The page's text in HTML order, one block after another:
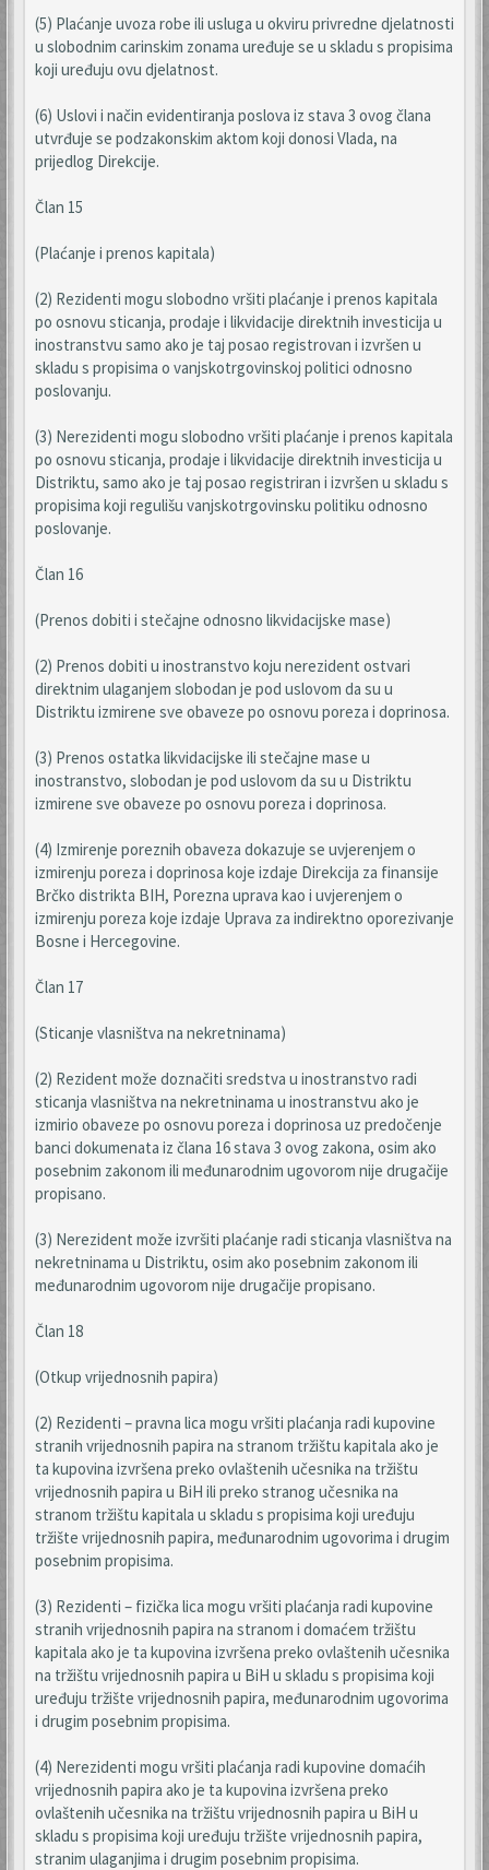
(5) Plaćanje uvoza robe ili usluga u okviru privredne djelatnosti
u slobodnim carinskim zonama uređuje se u skladu s propisima
koji uređuju ovu djelatnost.
(6) Uslovi i način evidentiranja poslova iz stava 3 ovog člana
utvrđuje se podzakonskim aktom koji donosi Vlada, na
prijedlog Direkcije.
Član 15
(Plaćanje i prenos kapitala)
(2) Rezidenti mogu slobodno vršiti plaćanje i prenos kapitala
po osnovu sticanja, prodaje i likvidacije direktnih investicija u
inostranstvu samo ako je taj posao registrovan i izvršen u
skladu s propisima o vanjskotrgovinskoj politici odnosno
poslovanju.
(3) Nerezidenti mogu slobodno vršiti plaćanje i prenos kapitala
po osnovu sticanja, prodaje i likvidacije direktnih investicija u
Distriktu, samo ako je taj posao registriran i izvršen u skladu s
propisima koji regulišu vanjskotrgovinsku politiku odnosno
poslovanje.
Član 16
(Prenos dobiti i stečajne odnosno likvidacijske mase)
(2) Prenos dobiti u inostranstvo koju nerezident ostvari
direktnim ulaganjem slobodan je pod uslovom da su u
Distriktu izmirene sve obaveze po osnovu poreza i doprinosa.
(3) Prenos ostatka likvidacijske ili stečajne mase u
inostranstvo, slobodan je pod uslovom da su u Distriktu
izmirene sve obaveze po osnovu poreza i doprinosa.
(4) Izmirenje poreznih obaveza dokazuje se uvjerenjem o
izmirenju poreza i doprinosa koje izdaje Direkcija za finansije
Brčko distrikta BIH, Porezna uprava kao i uvjerenjem o
izmirenju poreza koje izdaje Uprava za indirektno oporezivanje
Bosne i Hercegovine.
Član 17
(Sticanje vlasništva na nekretninama)
(2) Rezident može doznačiti sredstva u inostranstvo radi
sticanja vlasništva na nekretninama u inostranstvu ako je
izmirio obaveze po osnovu poreza i doprinosa uz predočenje
banci dokumenata iz člana 16 stava 3 ovog zakona, osim ako
posebnim zakonom ili međunarodnim ugovorom nije drugačije
propisano.
(3) Nerezident može izvršiti plaćanje radi sticanja vlasništva na
nekretninama u Distriktu, osim ako posebnim zakonom ili
međunarodnim ugovorom nije drugačije propisano.
Član 18
(Otkup vrijednosnih papira)
(2) Rezidenti – pravna lica mogu vršiti plaćanja radi kupovine
stranih vrijednosnih papira na stranom tržištu kapitala ako je
ta kupovina izvršena preko ovlaštenih učesnika na tržištu
vrijednosnih papira u BiH ili preko stranog učesnika na
stranom tržištu kapitala u skladu s propisima koji uređuju
tržište vrijednosnih papira, međunarodnim ugovorima i drugim
posebnim propisima.
(3) Rezidenti – fizička lica mogu vršiti plaćanja radi kupovine
stranih vrijednosnih papira na stranom i domaćem tržištu
kapitala ako je ta kupovina izvršena preko ovlaštenih učesnika
na tržištu vrijednosnih papira u BiH u skladu s propisima koji
uređuju tržište vrijednosnih papira, međunarodnim ugovorima
i drugim posebnim propisima.
(4) Nerezidenti mogu vršiti plaćanja radi kupovine domaćih
vrijednosnih papira ako je ta kupovina izvršena preko
ovlaštenih učesnika na tržištu vrijednosnih papira u BiH u
skladu s propisima koji uređuju tržište vrijednosnih papira,
stranim ulaganjima i drugim posebnim propisima.